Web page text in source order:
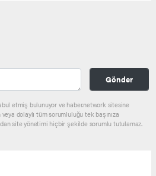
Gönder
etmiş bulunuyor ve haber.network sitesine
dolaylı tüm sorumluluğu tek başınıza
site yönetimi hiçbir şekilde sorumlu tutulamaz.